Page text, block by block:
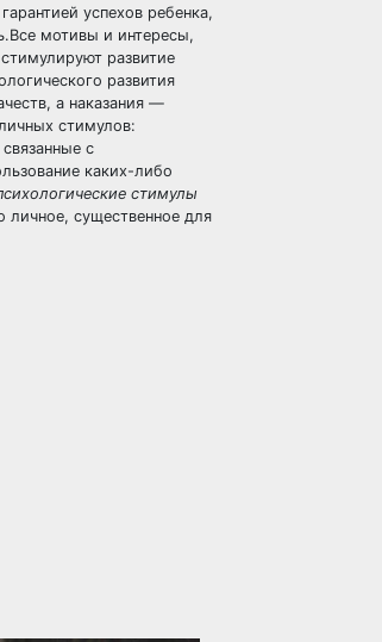
успехов ребенка,
мотивы и интересы,
развитие
развития
а наказания —
стимулов:
с
каких-либо
стимулы
личное, существенное для